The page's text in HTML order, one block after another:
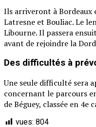
Ils arriveront à Bordeaux
Latresne et Bouliac. Le
Libourne. Il passera
avant de rejoindre la
Des difficultés à
Une seule difficulté sera
concernant le parcours
de Béguey, classée en 4e
vues: 804